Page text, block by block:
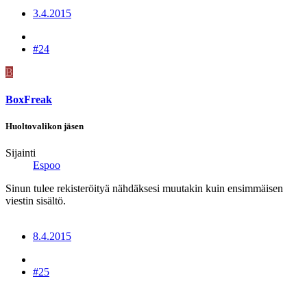
3.4.2015
#24
B
BoxFreak
Huoltovalikon jäsen
Sijainti
Espoo
Sinun tulee rekisteröityä nähdäksesi muutakin kuin ensimmäisen
viestin sisältö.
8.4.2015
#25